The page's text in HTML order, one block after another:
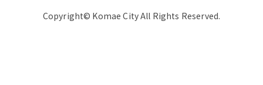
Copyright© Komae City All Rights Reserved.